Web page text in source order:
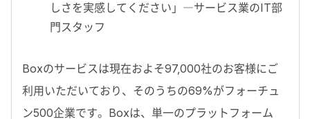
しさを実感してください」―サービス業のIT部
門スタッフ
Boxのサービスは現在およそ97,000社のお客様にご
利用いただいており、そのうちの69%がフォーチュ
ン500企業です。Boxは、単一のプラットフォーム